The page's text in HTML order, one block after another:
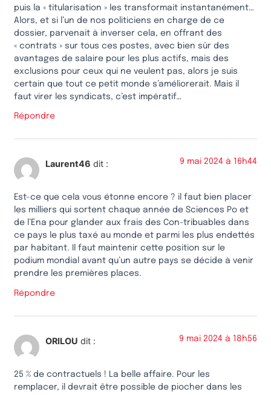
puis la « titularisation » les transformait instantanément…
Alors, et si l’un de nos politiciens en charge de ce
dossier, parvenait à inverser cela, en offrant des
« contrats » sur tous ces postes, avec bien sûr des
avantages de salaire pour les plus actifs, mais des
exclusions pour ceux qui ne veulent pas, alors je suis
certain que tout ce petit monde s’améliorerait. Mais il
faut virer les syndicats, c’est impératif…
Répondre
Laurent46 dit : 9 mai 2024 à 16h44
Est-ce que cela vous étonne encore ? il faut bien placer
les milliers qui sortent chaque année de Sciences Po et
de l’Ena pour glander aux frais des Con-tribuables dans
ce pays le plus taxé au monde et parmi les plus endettés
par habitant. Il faut maintenir cette position sur le
podium mondial avant qu’un autre pays se décide à venir
prendre les premières places.
Répondre
ORILOU dit : 9 mai 2024 à 18h56
25 % de contractuels ! La belle affaire. Pour les
remplacer, il devrait être possible de piocher dans les